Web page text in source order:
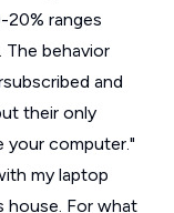
20% ranges
The behavior
and
their only
your computer."
my laptop
house. For what